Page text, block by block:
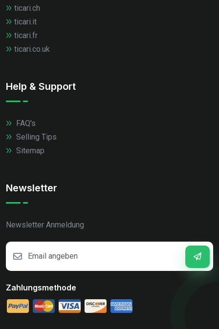
ticari.ch
ticari.it
ticari.fr
ticari.co.uk
Help & Support
FAQ's
Selling Tips
Sitemap
Newsletter
Newsletter Anmeldung
Zahlungsmethode